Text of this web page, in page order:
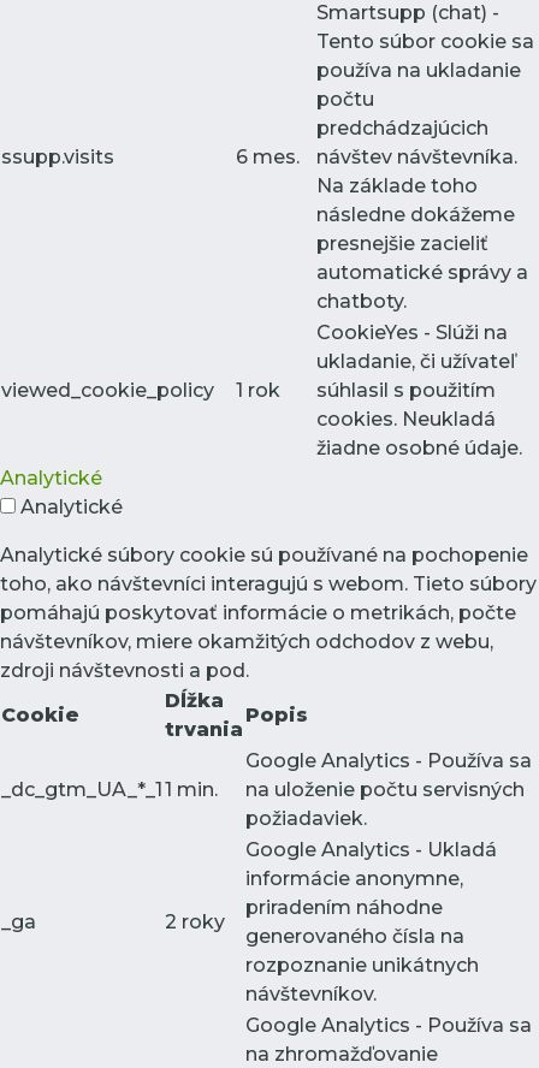
ssupp.visits 6 mes.
Smartsupp (chat) -
Tento súbor cookie sa
používa na ukladanie
počtu
predchádzajúcich
návštev návštevníka.
Na základe toho
následne dokážeme
presnejšie zacieliť
automatické správy a
chatboty.
viewed_cookie_policy 1 rok
CookieYes - Slúži na
ukladanie, či užívateľ
súhlasil s použitím
cookies. Neukladá
žiadne osobné údaje.
Analytické
Analytické
Analytické súbory cookie sú používané na pochopenie
toho, ako návštevníci interagujú s webom. Tieto súbory
pomáhajú poskytovať informácie o metrikách, počte
návštevníkov, miere okamžitých odchodov z webu,
zdroji návštevnosti a pod.
Cookie
Dĺžka
trvania
Popis
_dc_gtm_UA_*_1 1 min.
Google Analytics - Používa sa
na uloženie počtu servisných
požiadaviek.
_ga 2 roky
Google Analytics - Ukladá
informácie anonymne,
priradením náhodne
generovaného čísla na
rozpoznanie unikátnych
návštevníkov.
Google Analytics - Používa sa
na zhromažďovanie